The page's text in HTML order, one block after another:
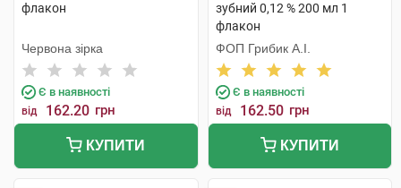
флакон
Червона зірка
Є в наявності
від 162.20 грн
КУПИТИ
зубний 0,12 % 200 мл 1
флакон
ФОП Грибик А.І.
Є в наявності
від 162.50 грн
КУПИТИ